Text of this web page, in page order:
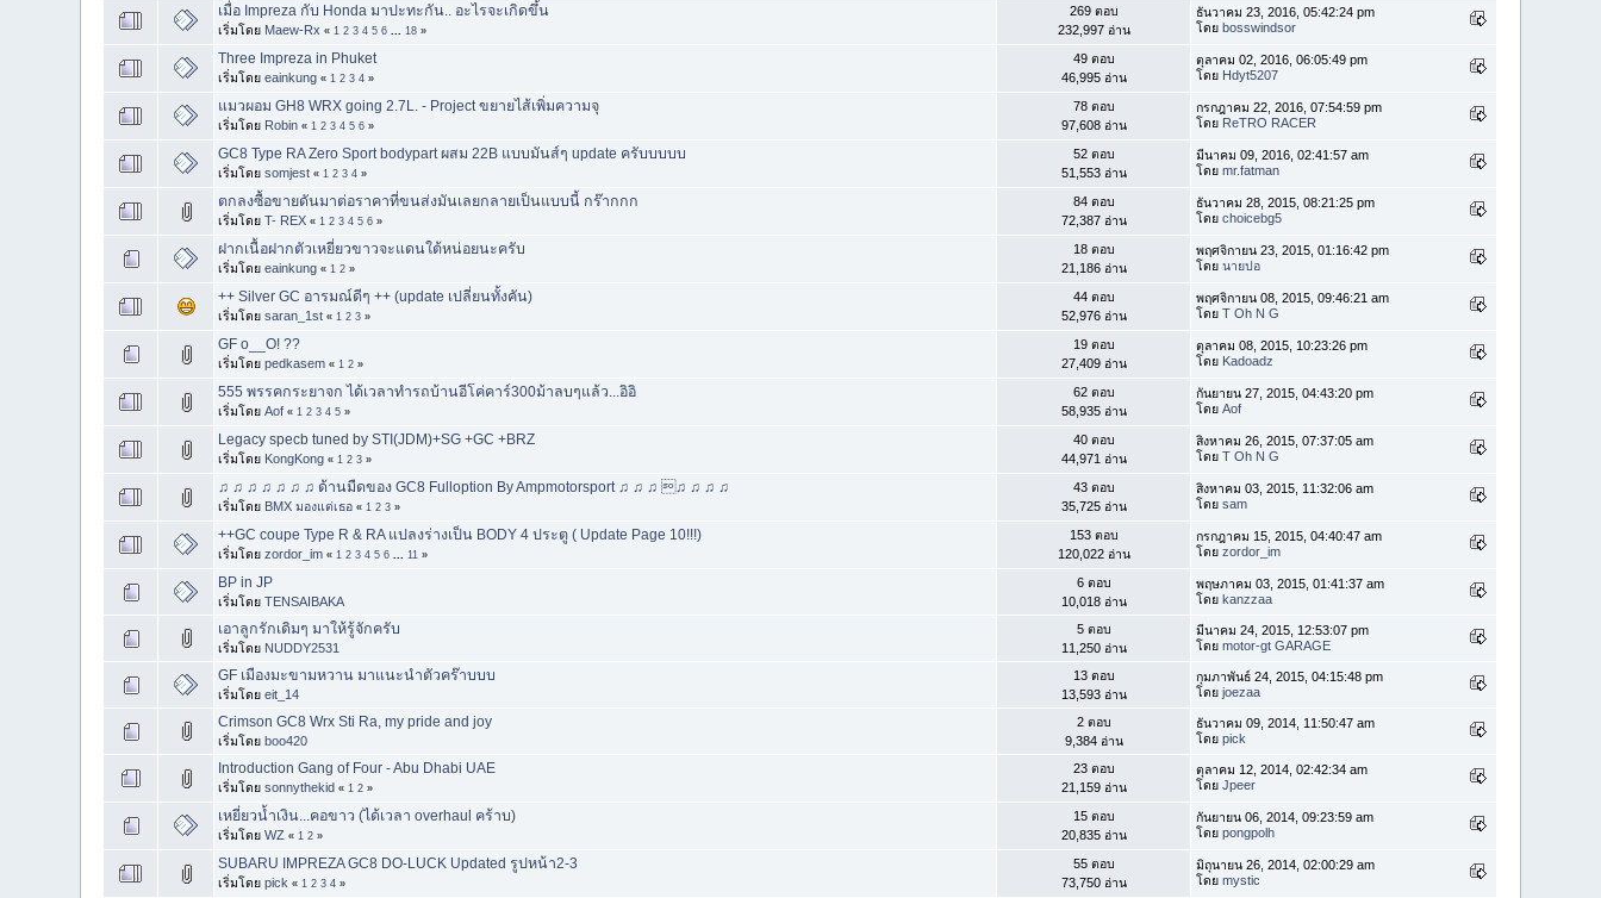
เมื่อ Impreza กับ Honda มาปะทะกัน.. อะไรจะเกิดขึ้น
เริ่มโดย Maew-Rx « 1 2 3 4 5 6 18 »
269 ตอบ
232,997 อ่าน
ธันวาคม 23, 2016, 05:42:24 pm
โดยbosswindsor
Three Impreza in Phuket
เริ่มโดยeainkung « 1 2 3 4 »
49 ตอบ
46,995 อ่าน
ตุลาคม 02, 2016, 06:05:49 pm
โดย Hdyt5207
แมวผอม GH8 WRX going 2.7L. - Project ขยายไส้เพิ่มความจุ
เริ่มโดย Robin « 1 2 3 4 5 6 »
78 ตอบ
97,608 อ่าน
กรกฎาคม 22, 2016, 07:54:59 pm
โดย ReTRO RACER
GC8 Type RA Zero Sport bodypart ผสม 22B แบบมันส์ๆ update ครับบบบบ
เริ่มโดยsomjest « 1 2 3 4 »
52 ตอบ
51,553 อ่าน
มีนาคม 09, 2016, 02:41:57 am
โดยmr.fatman
ตกลงซื้อขายดันมาต่อราคาที่ขนส่งมันเลยกลายเป็นแบบนี้ กร๊ากกก
เริ่มโดยT- REX « 1 2 3 4 5 6 »
84 ตอบ
72,387 อ่าน
ธันวาคม 28, 2015, 08:21:25 pm
โดยchoicebg5
ฝากเนื้อฝากตัวเหยี่ยวขาวจะแดนใต้หน่อยนะครับ
เริ่มโดยeainkung « 1 2 »
18 ตอบ
21,186 อ่าน
พฤศจิกายน 23, 2015, 01:16:42 pm
โดยนายปอ
++ Silver GC อารมณ์ดีๆ ++ (update เปลี่ยนทั้งคัน)
เริ่มโดยsaran_1st « 1 2 3 »
44 ตอบ
52,976 อ่าน
พฤศจิกายน 08, 2015, 09:46:21 am
โดยT Oh N G
GF o__O! ??
เริ่มโดยpedkasem « 1 2 »
19 ตอบ
27,409 อ่าน
ตุลาคม 08, 2015, 10:23:26 pm
โดย Kadoadz
555 พรรคกระยาจก ได้เวลาทำรถบ้านอีโค่คาร์300ม้าลบๆแล้ว...อิอิ
เริ่มโดยAof « 1 2 3 4 5 »
62 ตอบ
58,935 อ่าน
กันยายน 27, 2015, 04:43:20 pm
โดยAof
Legacy specb tuned by STI(JDM)+SG +GC +BRZ
เริ่มโดย KongKong « 1 2 3 »
40 ตอบ
44,971 อ่าน
สิงหาคม 26, 2015, 07:37:05 am
โดยT Oh N G
♫ ♫ ♫ ♫ ♫ ♫ ♫ ด้านมืดของ GC8 Fulloption By Ampmotorsport ♫ ♫ ♫ ♫ ♫ ♫ ♫
เริ่มโดย BMX มองแต่เธอ « 1 2 3 »
43 ตอบ
35,725 อ่าน
สิงหาคม 03, 2015, 11:32:06 am
โดยsam
++GC coupe Type R & RA แปลงร่างเป็น BODY 4 ประตู ( Update Page 10!!!)
เริ่มโดยzordor_im « 1 2 3 4 5 6 11 »
153 ตอบ
120,022 อ่าน
กรกฎาคม 15, 2015, 04:40:47 am
โดยzordor_im
BP in JP
เริ่มโดยTENSAIBAKA
6 ตอบ
10,018 อ่าน
พฤษภาคม 03, 2015, 01:41:37 am
โดยkanzzaa
เอาลูกรักเดิมๆ มาให้รู้จักครับ
เริ่มโดย NUDDY2531
5 ตอบ
11,250 อ่าน
มีนาคม 24, 2015, 12:53:07 pm
โดยmotor-gt GARAGE
GF เมืองมะขามหวาน มาแนะนำตัวคร๊าบบบ
เริ่มโดยeit_14
13 ตอบ
13,593 อ่าน
กุมภาพันธ์ 24, 2015, 04:15:48 pm
โดยjoezaa
Crimson GC8 Wrx Sti Ra, my pride and joy
เริ่มโดยboo420
2 ตอบ
9,384 อ่าน
ธันวาคม 09, 2014, 11:50:47 am
โดยpick
Introduction Gang of Four - Abu Dhabi UAE
เริ่มโดยsonnythekid « 1 2 »
23 ตอบ
21,159 อ่าน
ตุลาคม 12, 2014, 02:42:34 am
โดยJpeer
เหยี่ยวน้ำเงิน...คอขาว (ได้เวลา overhaul คร้าบ)
เริ่มโดยWZ « 1 2 »
15 ตอบ
20,835 อ่าน
กันยายน 06, 2014, 09:23:59 am
โดยpongpolh
SUBARU IMPREZA GC8 DO-LUCK Updated รูปหน้า2-3
เริ่มโดยpick « 1 2 3 4 »
55 ตอบ
73,750 อ่าน
มิถุนายน 26, 2014, 02:00:29 am
โดยmystic